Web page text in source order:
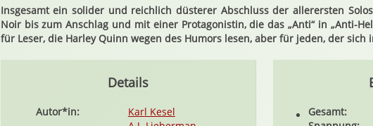
Insgesamt ein solider und reichlich düsterer Abschluss der allerersten
Noir bis zum Anschlag und mit einer Protagonistin, die das „Anti“ in „Anti-
für Leser, die Harley Quinn wegen des Humors lesen, aber für jeden, der sich
Details
Autor*in:
Karl Kesel
Gesamt: